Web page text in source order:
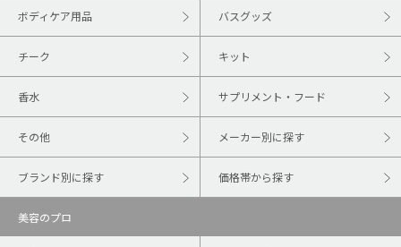
ボディケア用品 バスグッズ
チーク キット
香水 サプリメント・フード
その他 メーカー別に探す
ブランド別に探す 価格帯から探す
美容のプロ